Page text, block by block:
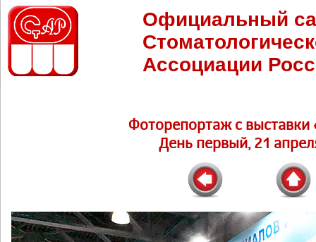
Официальный
Ассоциации
Фоторепортаж c выставки
День первый, 21